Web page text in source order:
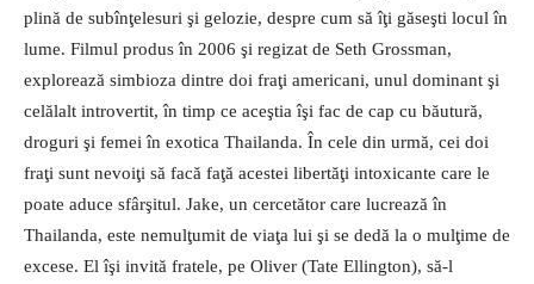
plină de subînţelesuri şi gelozie, despre cum să îţi găseşti locul în
lume. Filmul produs în 2006 şi regizat de Seth Grossman,
explorează simbioza dintre doi fraţi americani, unul dominant şi
celălalt introvertit, în timp ce aceştia îşi fac de cap cu băutură,
droguri şi femei în exotica Thailanda. În cele din urmă, cei doi
fraţi sunt nevoiţi să facă faţă acestei libertăţi intoxicante care le
poate aduce sfârşitul. Jake, un cercetător care lucrează în
Thailanda, este nemulţumit de viaţa lui şi se dedă la o mulţime de
excese. El îşi invită fratele, pe Oliver (Tate Ellington), să-l